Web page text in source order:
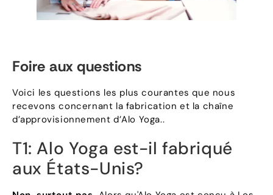
Foire aux questions
Voici les questions les plus courantes que nous
recevons concernant la fabrication et la chaîne
d’approvisionnement d’Alo Yoga..
T1: Alo Yoga est-il fabriqué
aux États-Unis?